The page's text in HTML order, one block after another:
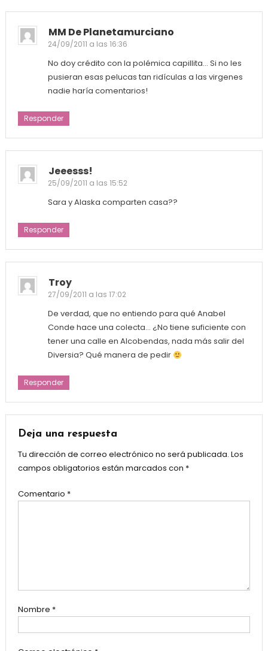
MM De Planetamurciano
24/09/2011 a las 16:36
No doy crédito con la polémica capillita… Si no les
pusieran esas pelucas tan ridículas a las virgenes
nadie haría comentarios!
Responder
Jeeesss!
25/09/2011 a las 15:52
Sara y Alaska comparten casa??
Responder
Troy
27/09/2011 a las 17:02
De verdad, que no entiendo para qué Anabel
Conde hace una colecta… ¿No tiene suficiente con
tener una calle en Alcobendas, nada más salir del
Diversia? Qué manera de pedir
Responder
Deja una respuesta
Tu dirección de correo electrónico no será publicada. Los
campos obligatorios están marcados con *
Comentario *
Nombre *